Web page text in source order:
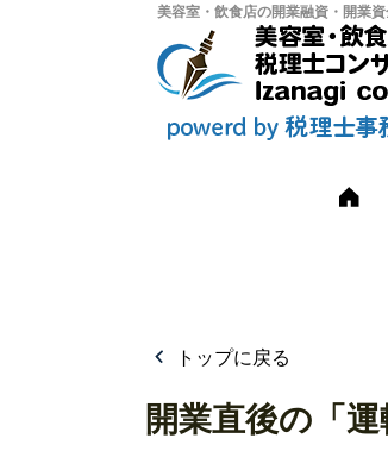
美容室・飲食店の開業融資・開業
トップに戻る
開業直後の「